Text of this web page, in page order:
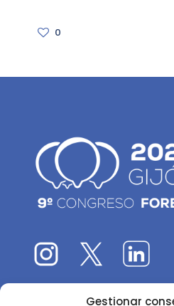
Gestionar
0
El 9CFE es una actividad